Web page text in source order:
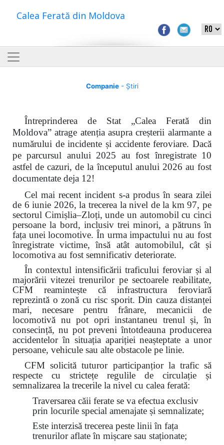
Calea Ferată din Moldova
Companie- Știri
Întreprinderea de Stat „Calea Ferată din
Moldova” atrage atenția asupra creșterii alarmante a
numărului de incidente și accidente feroviare. Dacă
pe parcursul anului 2025 au fost înregistrate 10
astfel de cazuri, de la începutul anului 2026 au fost
documentate deja 12!
Cel mai recent incident s-a produs în seara zilei
de 6 iunie 2026, la trecerea la nivel de la km 97, pe
sectorul Cimișlia–Zloți, unde un automobil cu cinci
persoane la bord, inclusiv trei minori, a pătruns în
fața unei locomotive. În urma impactului nu au fost
înregistrate victime, însă atât automobilul, cât și
locomotiva au fost semnificativ deteriorate.
În contextul intensificării traficului feroviar și al
majorării vitezei trenurilor pe sectoarele reabilitate,
CFM reamintește că infrastructura feroviară
reprezintă o zonă cu risc sporit. Din cauza distanței
mari, necesare pentru frânare, mecanicii de
locomotivă nu pot opri instantaneu trenul și, în
consecință, nu pot preveni întotdeauna producerea
accidentelor în situația apariției neașteptate a unor
persoane, vehicule sau alte obstacole pe linie.
CFM solicită tuturor participanțior la trafic să
respecte cu strictețe regulile de circulație și
semnalizarea la trecerile la nivel cu calea ferată:
Traversarea căii ferate se va efectua exclusiv
prin locurile special amenajate și semnalizate;
Este interzisă trecerea peste linii în fața
trenurilor aflate în mișcare sau staționate;